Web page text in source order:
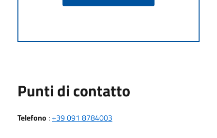
Punti di contatto
Telefono : +39 091 8784003